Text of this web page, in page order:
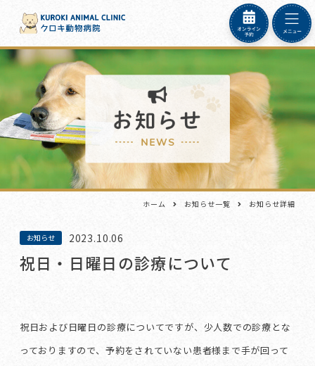
ホーム お知らせ一覧 お知らせ詳細
お知らせ 2023.10.06
祝日・日曜日の診療について
祝日および日曜日の診療についてですが、少人数での診療とな
っておりますので、予約をされていない患者様まで手が回って